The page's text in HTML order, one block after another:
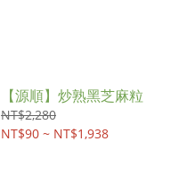
【源順】炒熟黑芝麻粒
NT$2,280
NT$90 ~ NT$1,938